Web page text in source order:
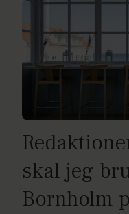
skal jeg
Bornholm